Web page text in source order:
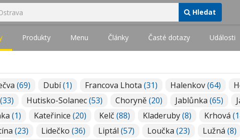
Hledat
Produkty Menu Články Časté dotazy Události
(69) Dubí(1) Francova Lhota (31) Halenkov(64)
(33)
Hutisko-Solanec(53) Choryně(20) Jablůnka (65)
(1) Kateřinice (20) Kelč (88) Kladeruby(8) Krhová
(23) Lidečko (36) Liptál (57) Loučka (23) Lužná (8)